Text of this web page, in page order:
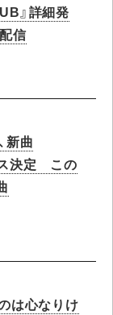
』詳細発
信
新曲
決定 この
は心なりけ